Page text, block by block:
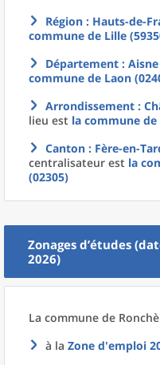
Région : Hauts-de-
commune de Lille
Département :
commune de Laon
Arrondissement :
lieu est la commune de
Canton : Fère-en-
centralisateur est la
(02305)
Zonages d’études
2026)
La commune de
à la Zone d'emploi